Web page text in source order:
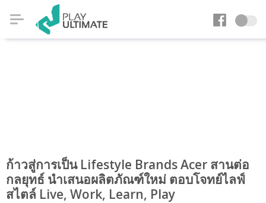
ก้าวสู่การเป็น Lifestyle Brands Acer สานต่อ
กลยุทธ์ นำเสนอผลิตภัณฑ์ใหม่ ตอบโจทย์ไลฟ์
สไตล์ Live, Work, Learn, Play